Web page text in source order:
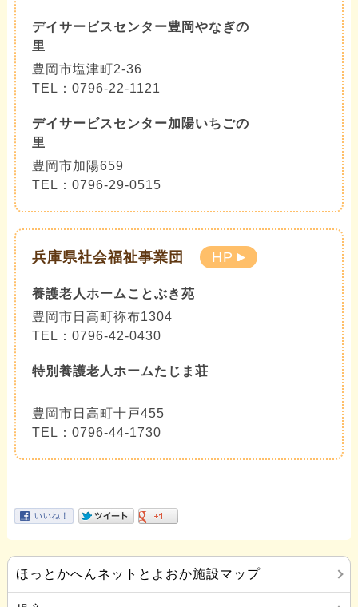
デイサービスセンター豊岡やなぎの
里
豊岡市塩津町2-36
TEL：0796-22-1121
デイサービスセンター加陽いちごの
里
豊岡市加陽659
TEL：0796-29-0515
兵庫県社会福祉事業団 HP
養護老人ホームことぶき苑
豊岡市日高町袮布1304
TEL：0796-42-0430
特別養護老人ホームたじま荘
豊岡市日高町十戸455
TEL：0796-44-1730
ほっとかへんネットとよおか施設マップ